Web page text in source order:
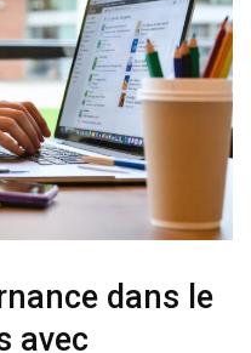
dans le
avec